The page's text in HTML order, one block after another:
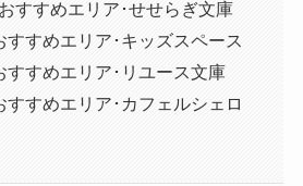
すすめエリア･せせらぎ文庫
すすめエリア･キッズスペース
すすめエリア･リユース文庫
すすめエリア･カフェルシェロ